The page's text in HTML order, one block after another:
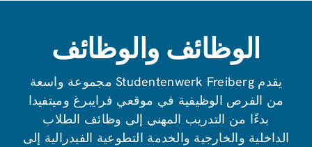
الوظائف والوظائف
يقدم Studentenwerk Freiberg مجموعة واسعة
من الفرص الوظيفية في موقعي فرايبرغ وميتفيدا
بدءًا من التدريب المهني إلى وظائف الطلاب
الداخلية والخارجية والخدمة التطوعية الفيدرالية إلى